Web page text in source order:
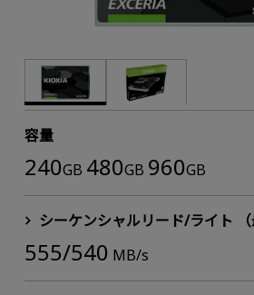
容量
240GB 480GB 960GB
シーケンシャルリード/ライト （
555/540 MB/s